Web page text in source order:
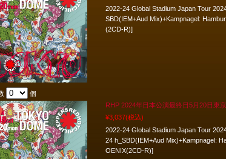
2022-24 Global Stadium Japan Tour
SBD(IEM+Aud Mix)+Kampnagel:
(2CD-R)]
個
RHP 2024年日本公演最終日5月20日東
¥3,037(税込)
2022-24 Global Stadium Japan Tour
24 h_SBD(IEM+Aud Mix)+Kampnagel:
OENIX(2CD-R)]